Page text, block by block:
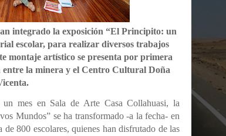
integrado la exposición “El Principito: un
escolar, para realizar diversos trabajos
montaje artístico se presenta por primera
entre la minera y el Centro Cultural Doña
mes en Sala de Arte Casa Collahuasi, la
Mundos” se ha transformado -a la fecha- en
800 escolares, quienes han disfrutado de las